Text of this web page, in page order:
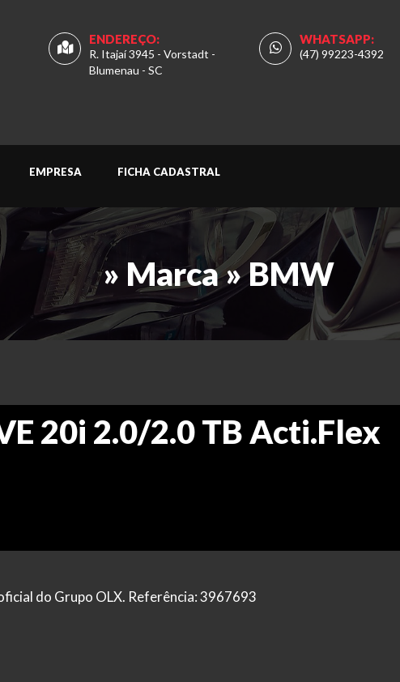
WHATSAPP:
(47) 99223-4392
ENDEREÇO:
R. Itajaí 3945 - Vorstadt -
Blumenau - SC
EMPRESA FICHA CADASTRAL
» Marca » BMW
20i 2.0/2.0 TB Acti.Flex
do Grupo OLX. Referência: 3967693